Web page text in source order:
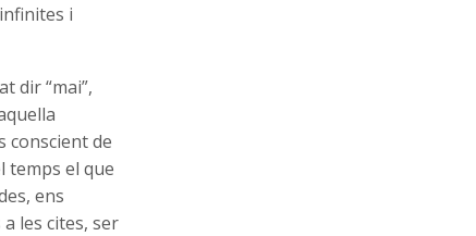
i
dir “mai”,
conscient de
temps el que
ens
les cites, ser